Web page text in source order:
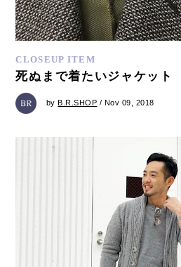
CLOSEUP ITEM
死ぬまで着たいジャケット
byB.R.SHOP / Nov 09, 2018